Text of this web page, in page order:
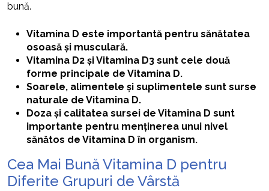
bună.
Vitamina D este importantă pentru sănătatea
osoasă și musculară.
Vitamina D2 și Vitamina D3 sunt cele două
forme principale de Vitamina D.
Soarele, alimentele și suplimentele sunt surse
naturale de Vitamina D.
Doza și calitatea sursei de Vitamina D sunt
importante pentru menținerea unui nivel
sănătos de Vitamina D în organism.
Cea Mai Bună Vitamina D pentru
Diferite Grupuri de Vârstă